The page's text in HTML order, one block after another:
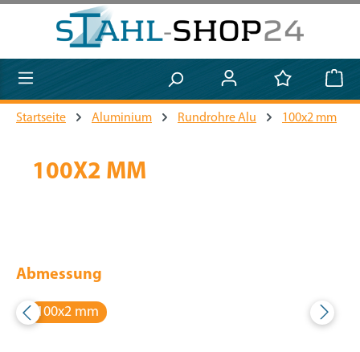
Zum Hauptinhalt springen
Startseite Aluminium Rundrohre Alu 100x2 mm
100X2 MM
Abmessung
100x2 mm